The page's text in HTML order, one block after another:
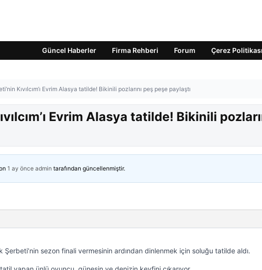
Güncel Haberler Firma Rehberi Forum Çerez Politikası
Kıvılcım’ı Evrim Alasya tatilde! Bikinili pozlarını peş peşe paylaştı
Evrim Alasya tatilde! Bikinili
1 ay önce admin tarafından güncellenmiştir.
Şerbeti’nin sezon finali vermesinin ardından dinlenmek için soluğu tatilde aldı.